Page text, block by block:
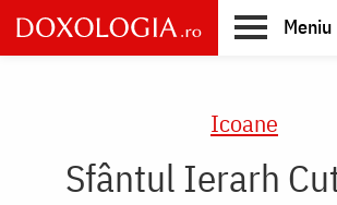
Skip
to
main
Meniu
Icoane
Sfântul Ierarh